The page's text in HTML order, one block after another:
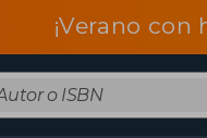
¡Verano